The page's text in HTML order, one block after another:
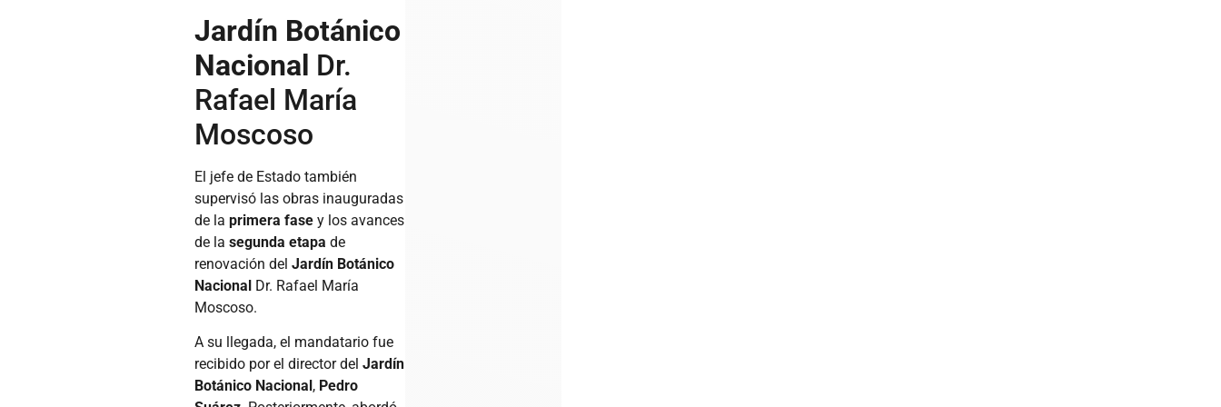
Jardín Botánico
Nacional Dr.
Rafael María
Moscoso
El jefe de Estado también
supervisó las obras inauguradas
de laprimera fase y los avances
de lasegunda etapa de
renovación delJardín Botánico
Nacional Dr. Rafael María
Moscoso.
A su llegada, el mandatario fue
recibido por el director delJardín
Botánico Nacional, Pedro